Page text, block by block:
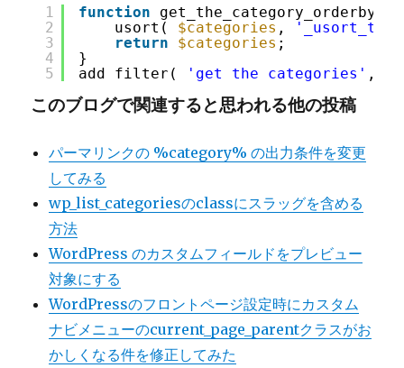
1
2
3
4
5
function
usort( $categories ,
return
$categories ;
}
add_filter(
'get_the_categories' ,
このブログで関連すると思われる他の投稿
パーマリンクの %category% の出力条件を変更
してみる
wp_list_categoriesのclassにスラッグを含める
方法
WordPress のカスタムフィールドをプレビュー
対象にする
WordPressのフロントページ設定時にカスタム
ナビメニューのcurrent_page_parentクラスがお
かしくなる件を修正してみた